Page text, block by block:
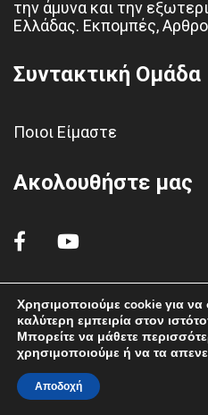
την άμυνα και την
Ελλάδας. Εκπομπές,
Συντακτική Ομάδα
Ποιοι Είμαστε
Ακολουθήστε μας
© 2022
Χρησιμοποιούμε cookie για
καλύτερη εμπειρία στον
Μπορείτε να μάθετε
χρησιμοποιούμε ή να τα
Αποδοχή